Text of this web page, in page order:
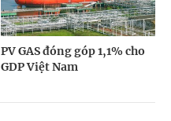
PV GAS đóng góp 1,1% cho
GDP Việt Nam